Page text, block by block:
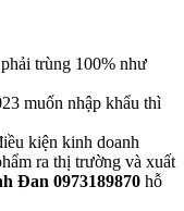
trùng 100% như
muốn nhập khẩu thì
kiện kinh doanh
ra thị trường và xuất
Đan 0973189870 hỗ